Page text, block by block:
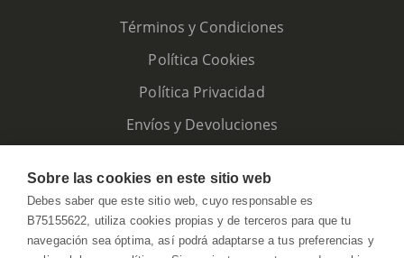
Términos y Condiciones
Política Cookies
Política Privacidad
Envíos y Devoluciones
Sobre las cookies en este sitio web
Debes saber que este sitio web, cuyo responsable es
B75155622, utiliza cookies propias y de terceros para que tu
navegación sea óptima, así podrá adaptarse a tus preferencias y